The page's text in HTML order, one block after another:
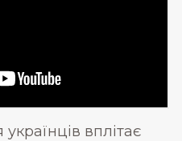
вплітає